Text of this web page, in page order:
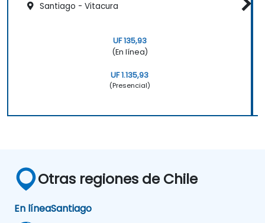
Santiago - Vitacura
UF 135,93
(En línea)
UF 1.135,93
(Presencial)
Otras regiones de Chile
En líneaSantiago